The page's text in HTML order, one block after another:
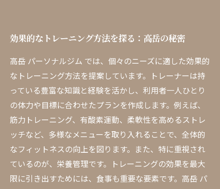
効果的なトレーニング方法を探る：高岳の秘密
高岳 パーソナルジム では、個々のニーズに適した効果的
なトレーニング方法を提案しています。トレーナーは持
っている豊富な知識と経験を活かし、利用者一人ひとり
の体力や目標に合わせたプランを作成します。例えば、
筋力トレーニング、有酸素運動、柔軟性を高めるストレ
ッチなど、多様なメニューを取り入れることで、全体的
なフィットネスの向上を図ります。また、特に重視され
ているのが、栄養管理です。トレーニングの効果を最大
限に引き出すためには、食事も重要な要素です。高岳 パ